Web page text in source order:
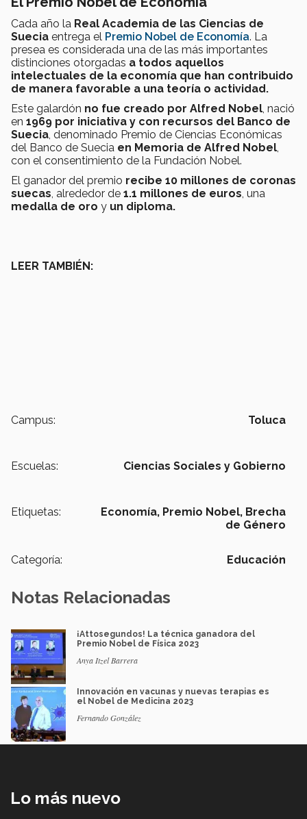
Cada año la Real Academia de las Ciencias de
Suecia entrega el Premio Nobel de Economía. La
presea es considerada una de las más importantes
distinciones otorgadas a todos aquellos
intelectuales de la economía que han contribuido
de manera favorable a una teoría o actividad.
Este galardón no fue creado por Alfred Nobel , nació
en 1969 por iniciativa y con recursos del Banco de
Suecia , denominado Premio de Ciencias Económicas
del Banco de Suecia en Memoria de Alfred Nobel
con el consentimiento de la Fundación Nobel.
El ganador del premio recibe 10 millones de coronas
suecas , alrededor de 1.1 millones de euros , una
medalla de oro y un diploma.
LEER TAMBIÉN:
Campus: Toluca
Escuelas: Ciencias Sociales y Gobierno
Etiquetas: Economía, Premio Nobel, Brecha
de Género
Categoría: Educación
Notas Relacionadas
¡Attosegundos! La técnica ganadora del
Premio Nobel de Física 2023
Anya Itzel Barrera
Innovación en vacunas y nuevas terapias es
el Nobel de Medicina 2023
Fernando González
Lo más nuevo